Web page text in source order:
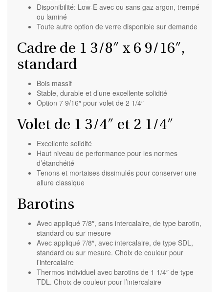
Disponibilité: Low-E avec ou sans gaz argon, trempé
ou laminé
Toute autre option de verre disponible sur demande
Cadre de 1 3/8″ x 6 9/16″,
standard
Bois massif
Stable, durable et d’une excellente solidité
Option 7 9/16″ pour volet de 2 1/4″
Volet de 1 3/4″ et 2 1/4″
Excellente solidité
Haut niveau de performance pour les normes
d’étanchéité
Tenons et mortaises dissimulés pour conserver une
allure classique
Barotins
Avec appliqué 7/8″, sans intercalaire, de type barotin,
standard ou sur mesure
Avec appliqué 7/8″, avec intercalaire, de type SDL,
standard ou sur mesure. Choix de couleur pour
l’intercalaire
Thermos individuel avec barotins de 1 1/4″ de type
TDL. Choix de couleur pour l’intercalaire